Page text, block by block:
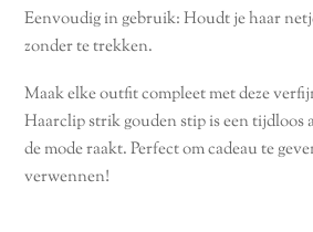
Eenvoudig in gebruik: Houdt je haar
zonder te trekken.
Maak elke outfit compleet met deze
Haarclip strik gouden stip is een tijdloos
de mode raakt. Perfect om cadeau te
verwennen!